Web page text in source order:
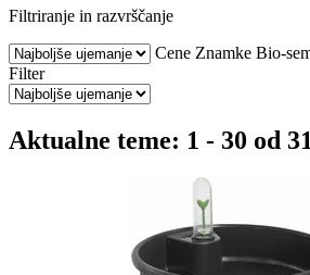
Filtriranje in razvrščanje
Cene Znamke Bio-
Filter
Aktualne teme: 1 - 30 od